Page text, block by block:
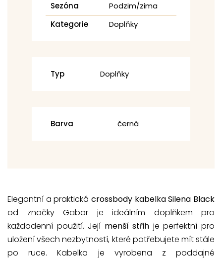
Sezóna
Podzim/zima
Kategorie
Doplňky
Typ Doplňky
Barva černá
Elegantní a praktická crossbody kabelka Silena Black
od značky Gabor je ideálním doplňkem pro
každodenní použití. Její menší střih je perfektní pro
uložení všech nezbytností, které potřebujete mít stále
po ruce. Kabelka je vyrobena z poddajné